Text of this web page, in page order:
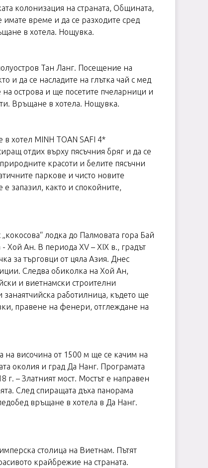
колонизация на страната, Общината,
време и да се разходите сред
в хотела. Нощувка.
Тан Ланг. Посещение на
и да се насладите на глътка чай с мед
острова и ще посетите пчеларници и
Връщане в хотела. Нощувка.
хотел MINH TOAN SAFI 4*
отдих върху пясъчния бряг и да се
красоти и белите пясъчни
паркове и чисто новите
запазил, както и спокойните,
лодка до Палмовата гора Бай
Хой Ан. В периода XV – XIX в., градът
за търговци от цяла Азия. Днес
Следва обиколка на Хой Ан,
и виетнамски строителни
работилница, където ще
правене на фенери, отглеждане на
на височина от 1500 м ще се качим на
околия и град Да Нанг. Програмата
г. – Златният мост. Мостът е направен
След спиращата дъха панорама
връщане в хотела в Да Нанг.
столица на Виетнам. Пътят
крайбрежие на страната.